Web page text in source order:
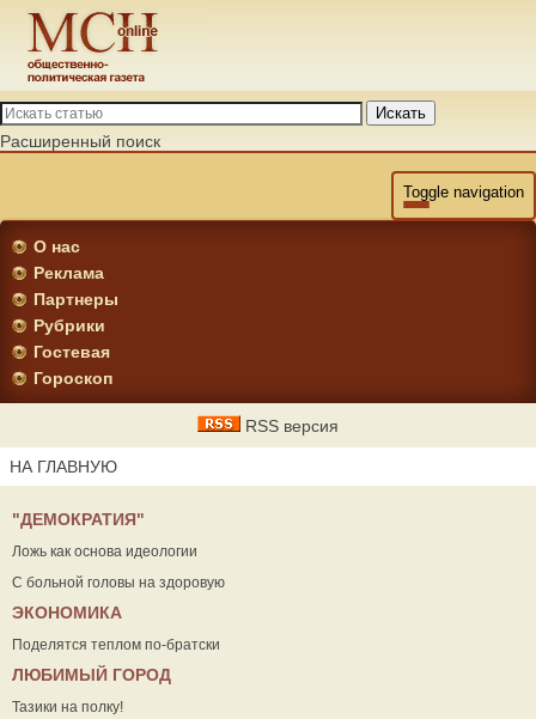
Искать
Расширенный поиск
Toggle navigation
О нас
Реклама
Партнеры
Рубрики
Гостевая
Гороскоп
RSS версия
НА ГЛАВНУЮ
"ДЕМОКРАТИЯ"
Ложь как основа идеологии
С больной головы на здоровую
ЭКОНОМИКА
Поделятся теплом по-братски
ЛЮБИМЫЙ ГОРОД
Тазики на полку!